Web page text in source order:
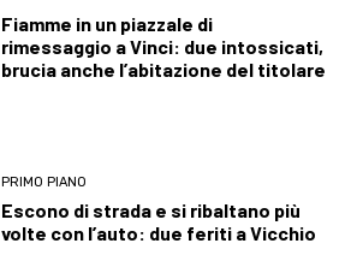
Fiamme in un piazzale di
rimessaggio a Vinci: due intossicati,
brucia anche l’abitazione del titolare
PRIMO PIANO
Escono di strada e si ribaltano più
volte con l’auto: due feriti a Vicchio